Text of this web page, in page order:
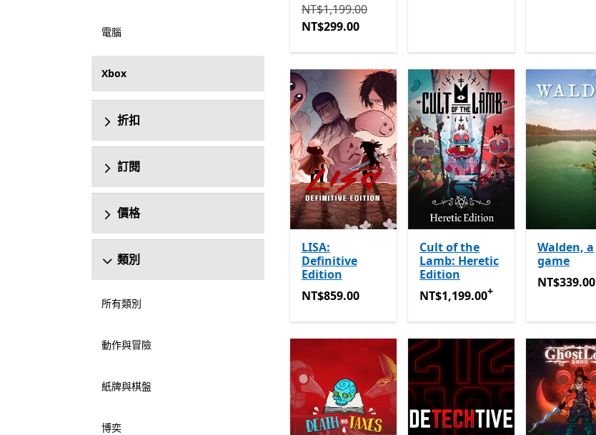
電腦
Xbox
折扣
訂閱
價格
類別
所有類別
動作與冒險
紙牌與棋盤
博奕
原價 NT$1,199.00 現價 NT$299.00
NT$1,199.00
NT$299.00
LISA:
Definitive
Edition
NT$859.00
NT$859.00
Cult of the
Lamb: Heretic
Edition
NT$1,199.00提供應用程式內購。
NT$1,199.00+
Walden, a
game
NT$339.00
NT$339.00